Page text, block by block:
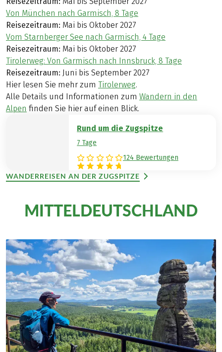
Von München nach Garmisch, 8 Tage
Reisezeitraum: Mai bis Oktober 2027
Vom Starnberger See nach Garmisch, 4 Tage
Reisezeitraum: Mai bis Oktober 2027
Tirolerweg: Von Garmisch nach Innsbruck, 8 Tage
Reisezeitraum: Juni bis September 2027
Hier lesen Sie mehr zum Tirolerweg.
Alle Details und Informationen zum Wandern in den
Alpen finden Sie hier auf einen Blick.
Rund um die Zugspitze
7 Tage
124 Bewertungen
WANDERREISEN AN DER ZUGSPITZE
MITTELDEUTSCHLAND